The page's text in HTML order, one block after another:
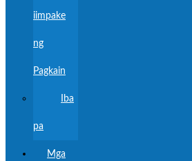
iimpake
ng
Pagkain
Iba
pa
Mga